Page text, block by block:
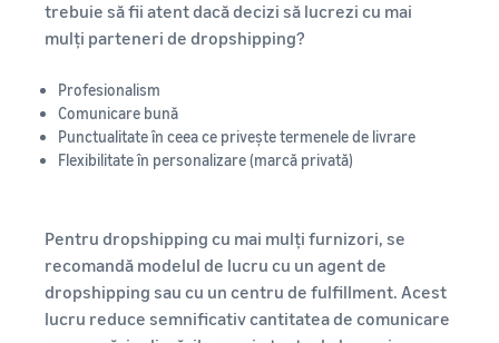
trebuie să fii atent dacă decizi să lucrezi cu mai
mulți parteneri de dropshipping?
Profesionalism
Comunicare bună
Punctualitate în ceea ce privește termenele de livrare
Flexibilitate în personalizare (marcă privată)
Pentru dropshipping cu mai mulți furnizori, se
recomandă modelul de lucru cu un agent de
dropshipping sau cu un centru de fulfillment. Acest
lucru reduce semnificativ cantitatea de comunicare